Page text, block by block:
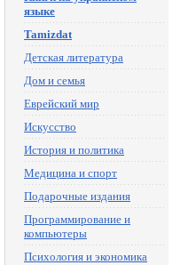
языке
Tamizdat
Детская литература
Дом и семья
Еврейский мир
Искусство
История и политика
Медицина и спорт
Подарочные издания
Программирование и
компьютеры
Психология и экономика